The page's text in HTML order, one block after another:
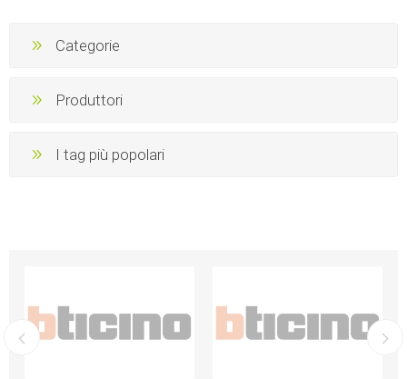
Categorie
Produttori
I tag più popolari